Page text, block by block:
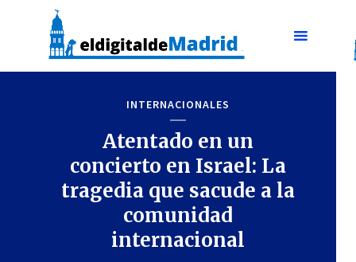
INTERNACIONALES
Atentado en un
concierto en Israel: La
tragedia que sacude a la
comunidad
internacional